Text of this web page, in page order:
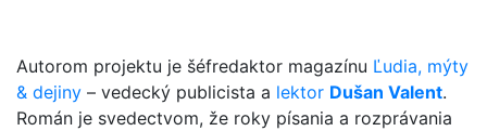
Autorom projektu je šéfredaktor magazínu Ľudia, mýty
& dejiny – vedecký publicista a lektor Dušan Valent.
Román je svedectvom, že roky písania a rozprávania